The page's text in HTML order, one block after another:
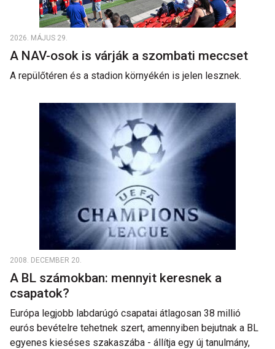
2026. MÁJUS 29.
A NAV-osok is várják a szombati meccset
A repülőtéren és a stadion környékén is jelen lesznek.
2008. DECEMBER 20.
A BL számokban: mennyit keresnek a
csapatok?
Európa legjobb labdarúgó csapatai átlagosan 38 millió
eurós bevételre tehetnek szert, amennyiben bejutnak a BL
egyenes kieséses szakaszába - állítja egy új tanulmány,